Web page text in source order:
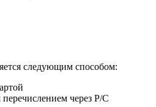
следующим способом:
через Р/С